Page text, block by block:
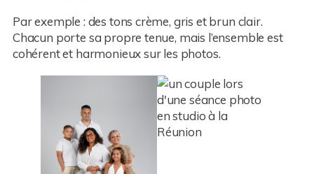
Par exemple : des tons crème, gris et brun clair.
Chacun porte sa propre tenue, mais l’ensemble est
cohérent et harmonieux sur les photos.